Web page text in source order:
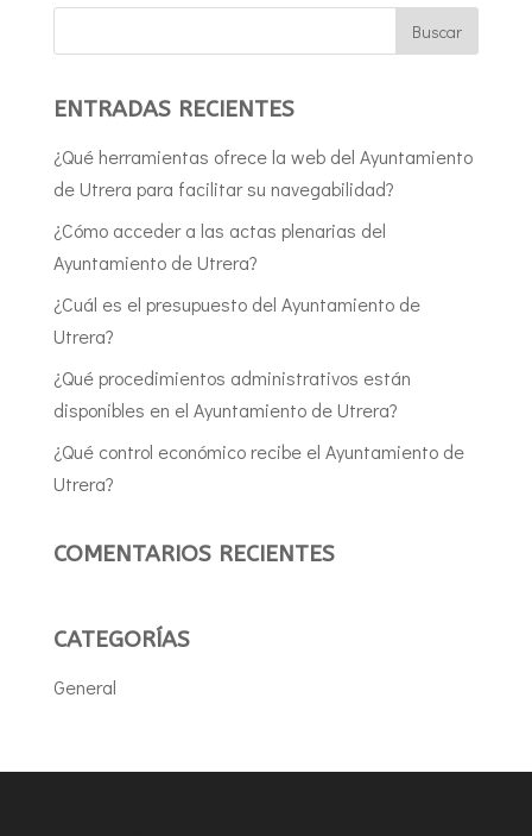
ENTRADAS RECIENTES
¿Qué herramientas ofrece la web del Ayuntamiento
de Utrera para facilitar su navegabilidad?
¿Cómo acceder a las actas plenarias del
Ayuntamiento de Utrera?
¿Cuál es el presupuesto del Ayuntamiento de
Utrera?
¿Qué procedimientos administrativos están
disponibles en el Ayuntamiento de Utrera?
¿Qué control económico recibe el Ayuntamiento de
Utrera?
COMENTARIOS RECIENTES
CATEGORÍAS
General